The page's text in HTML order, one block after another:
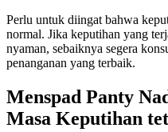
Perlu untuk diingat bahwa
normal. Jika keputihan yang
nyaman, sebaiknya segera
penanganan yang terbaik.
Menspad Panty
Masa Keputihan